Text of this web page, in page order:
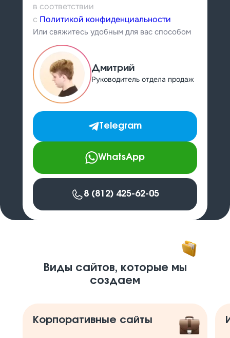
в соответствии
с Политикой конфиденциальности
Или свяжитесь удобным для вас способом
Дмитрий
Руководитель отдела продаж
Telegram
WhatsApp
8 (812) 425-62-05
Виды сайтов, которые мы
создаем
Корпоративные сайты